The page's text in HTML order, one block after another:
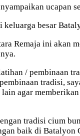
ucapan
keluarga besar
Remaja ini akan
/ pembinaan
tradisi,
agar
tradisi cium
baik di Batalyon